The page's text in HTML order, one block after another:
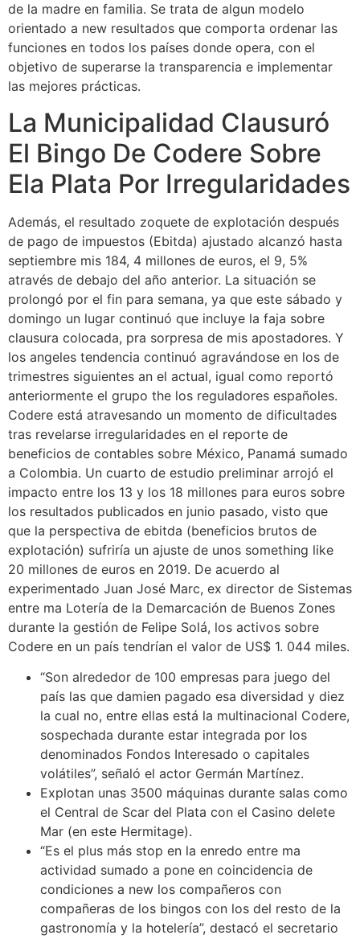
de la madre en familia. Se trata de algun modelo
orientado a new resultados que comporta ordenar las
funciones en todos los países donde opera, con el
objetivo de superarse la transparencia e implementar
las mejores prácticas.
La Municipalidad Clausuró
El Bingo De Codere Sobre
Ela Plata Por Irregularidades
Además, el resultado zoquete de explotación después
de pago de impuestos (Ebitda) ajustado alcanzó hasta
septiembre mis 184, 4 millones de euros, el 9, 5%
através de debajo del año anterior. La situación se
prolongó por el fin para semana, ya que este sábado y
domingo un lugar continuó que incluye la faja sobre
clausura colocada, pra sorpresa de mis apostadores. Y
los angeles tendencia continuó agravándose en los de
trimestres siguientes an el actual, igual como reportó
anteriormente el grupo the los reguladores españoles.
Codere está atravesando un momento de dificultades
tras revelarse irregularidades en el reporte de
beneficios de contables sobre México, Panamá sumado
a Colombia. Un cuarto de estudio preliminar arrojó el
impacto entre los 13 y los 18 millones para euros sobre
los resultados publicados en junio pasado, visto que
que la perspectiva de ebitda (beneficios brutos de
explotación) sufriría un ajuste de unos something like
20 millones de euros en 2019. De acuerdo al
experimentado Juan José Marc, ex director de Sistemas
entre ma Lotería de la Demarcación de Buenos Zones
durante la gestión de Felipe Solá, los activos sobre
Codere en un país tendrían el valor de US$ 1. 044 miles.
“Son alrededor de 100 empresas para juego del
país las que damien pagado esa diversidad y diez
la cual no, entre ellas está la multinacional Codere,
sospechada durante estar integrada por los
denominados Fondos Interesado o capitales
volátiles”, señaló el actor Germán Martínez.
Explotan unas 3500 máquinas durante salas como
el Central de Scar del Plata con el Casino delete
Mar (en este Hermitage).
“Es el plus más stop en la enredo entre ma
actividad sumado a pone en coincidencia de
condiciones a new los compañeros con
compañeras de los bingos con los del resto de la
gastronomía y la hotelería”, destacó el secretario